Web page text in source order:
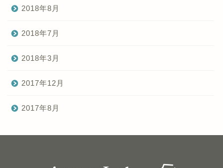
2018年8月
2018年7月
2018年3月
2017年12月
2017年8月